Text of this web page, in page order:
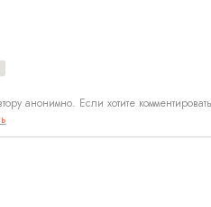
анонимно. Если хотите